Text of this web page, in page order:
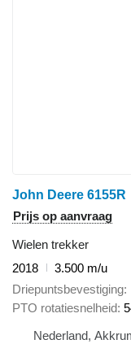
John Deere 6155R
Prijs op aanvraag
Wielen trekker
2018
3.500 m/u
Driepuntsbevestiging
PTO rotatiesnelheid
Nederland,